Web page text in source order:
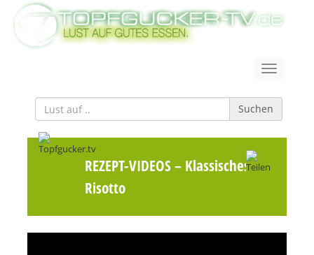
Suchen
REZEPT-VIDEOS– Klassisches
Risotto